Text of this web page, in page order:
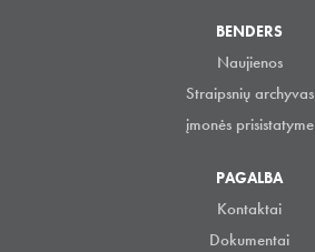
BENDERS
Naujienos
Straipsnių archyvas
įmonės prisistatyme
PAGALBA
Kontaktai
Dokumentai